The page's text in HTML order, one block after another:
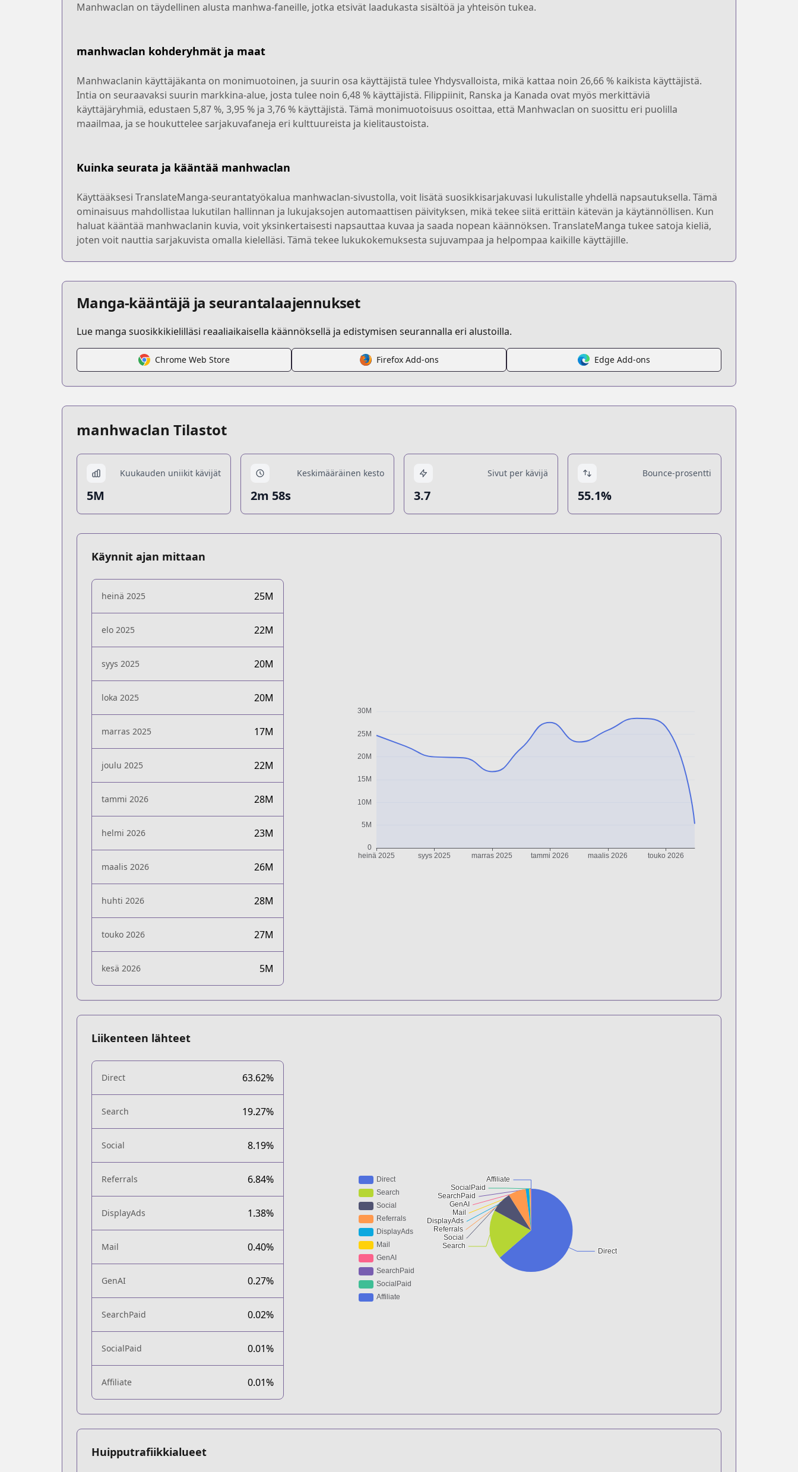
Manhwaclan on täydellinen alusta manhwa-faneille, jotka etsivät laadukasta sisältöä ja yhteisön tukea.
manhwaclan kohderyhmät ja maat
Manhwaclanin käyttäjäkanta on monimuotoinen, ja suurin osa käyttäjistä tulee Yhdysvalloista, mikä kattaa noin 26,66 % kaikista käyttäjistä.
Intia on seuraavaksi suurin markkina-alue, josta tulee noin 6,48 % käyttäjistä. Filippiinit, Ranska ja Kanada ovat myös merkittäviä
käyttäjäryhmiä, edustaen 5,87 %, 3,95 % ja 3,76 % käyttäjistä. Tämä monimuotoisuus osoittaa, että Manhwaclan on suosittu eri puolilla
maailmaa, ja se houkuttelee sarjakuvafaneja eri kulttuureista ja kielitaustoista.
Kuinka seurata ja kääntää manhwaclan
Käyttääksesi TranslateManga-seurantatyökalua manhwaclan-sivustolla, voit lisätä suosikkisarjakuvasi lukulistalle yhdellä napsautuksella. Tämä
ominaisuus mahdollistaa lukutilan hallinnan ja lukujaksojen automaattisen päivityksen, mikä tekee siitä erittäin kätevän ja käytännöllisen. Kun
haluat kääntää manhwaclanin kuvia, voit yksinkertaisesti napsauttaa kuvaa ja saada nopean käännöksen. TranslateManga tukee satoja kieliä,
joten voit nauttia sarjakuvista omalla kielelläsi. Tämä tekee lukukokemuksesta sujuvampaa ja helpompaa kaikille käyttäjille.
Manga-kääntäjä ja seurantalaajennukset
Lue manga suosikkikielilläsi reaaliaikaisella käännöksellä ja edistymisen seurannalla eri alustoilla.
Chrome Web Store Firefox Add-ons Edge Add-ons
manhwaclan Tilastot
Kuukauden uniikit kävijät
5M
Keskimääräinen kesto
2m 58s
Sivut per kävijä
3.7
Bounce-prosentti
55.1%
Käynnit ajan mittaan
heinä 2025 25M
elo 2025 22M
syys 2025 20M
loka 2025 20M
marras 2025 17M
joulu 2025 22M
tammi 2026 28M
helmi 2026 23M
maalis 2026 26M
huhti 2026 28M
touko 2026 27M
kesä 2026 5M
Liikenteen lähteet
Direct 63.62%
Search 19.27%
Social 8.19%
Referrals 6.84%
DisplayAds 1.38%
Mail 0.40%
GenAI 0.27%
SearchPaid 0.02%
SocialPaid 0.01%
Affiliate 0.01%
Huipputrafiikkialueet